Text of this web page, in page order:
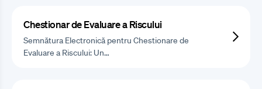
Chestionar de Evaluare a Riscului
Semnătura Electronică pentru Chestionare de
Evaluare a Riscului: Un…